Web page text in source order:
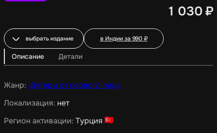
1 030 ₽
выбрать издание в Индии за 990₽
Описание Детали
Жанр: Шутеры от первого лица
Локализация: нет
Регион активации: Турция